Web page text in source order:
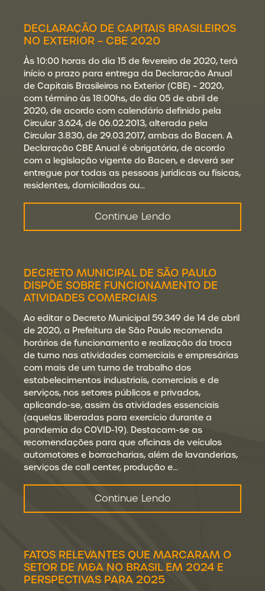
DECLARAÇÃO DE CAPITAIS BRASILEIROS
NO EXTERIOR – CBE 2020
Às 10:00 horas do dia 15 de fevereiro de 2020, terá
início o prazo para entrega da Declaração Anual
de Capitais Brasileiros no Exterior (CBE) – 2020,
com término às 18:00hs, do dia 05 de abril de
2020, de acordo com calendário definido pela
Circular 3.624, de 06.02.2013, alterada pela
Circular 3.830, de 29.03.2017, ambas do Bacen. A
Declaração CBE Anual é obrigatória, de acordo
com a legislação vigente do Bacen, e deverá ser
entregue por todas as pessoas jurídicas ou físicas,
residentes, domiciliadas ou…
Continue Lendo
DECRETO MUNICIPAL DE SÃO PAULO
DISPÕE SOBRE FUNCIONAMENTO DE
ATIVIDADES COMERCIAIS
Ao editar o Decreto Municipal 59.349 de 14 de abril
de 2020, a Prefeitura de São Paulo recomenda
horários de funcionamento e realização da troca
de turno nas atividades comerciais e empresárias
com mais de um turno de trabalho dos
estabelecimentos industriais, comerciais e de
serviços, nos setores públicos e privados,
aplicando-se, assim às atividades essenciais
(aquelas liberadas para exercício durante a
pandemia do COVID-19). Destacam-se as
recomendações para que oficinas de veículos
automotores e borracharias, além de lavanderias,
serviços de call center, produção e…
Continue Lendo
FATOS RELEVANTES QUE MARCARAM O
SETOR DE M&A NO BRASIL EM 2024 E
PERSPECTIVAS PARA 2025